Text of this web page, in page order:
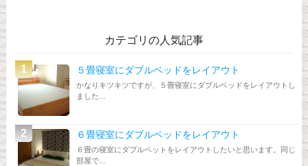
カテゴリの人気記事
５畳寝室にダブルベッドをレイアウト
かなりキツキツですが、５畳寝室にダブルベッドをレイアウトし
ました...
６畳寝室にダブルベッドをレイアウト
６畳の寝室にダブルベットをレイアウトしたいと思います。同じ
部屋で...